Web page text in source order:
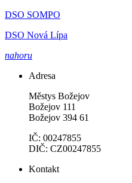
DSO SOMPO
DSO Nová Lípa
nahoru
Adresa
Městys Božejov
Božejov 111
Božejov 394 61
IČ: 00247855
DIČ: CZ00247855
Kontakt